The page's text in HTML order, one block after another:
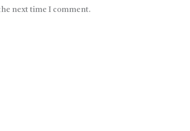
next time I comment.